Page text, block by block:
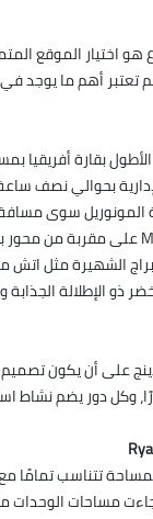
تعتبر أهم ما يوجد في
الأطول بقارة أفريقيا
بحوالي نصف ساعة
سوى مسافة
الشهيرة مثل اتش
ذو الإطلالة الجذابة
أن يكون تصميم
وكل دور يضم نشاط
تتناسب تمامًا